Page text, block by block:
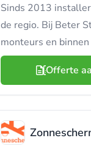
Sinds 2013
de regio. Bij Beter
monteurs en
Offerte